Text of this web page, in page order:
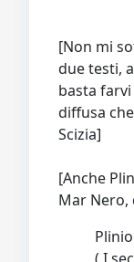
[Non mi
due testi,
basta
diffusa
Scizia]
[Anche
Mar Nero,